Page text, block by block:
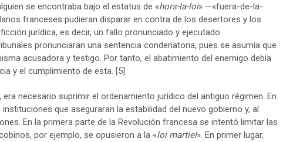
se encontraba bajo el estatus de «hors-la-loi» —«fuera-de-la-
franceses pudieran disparar en contra de los desertores y los
jurídica, es decir, un fallo pronunciado y ejecutado
pronunciaran una sentencia condenatoria, pues se asumía que
acusadora y testigo. Por tanto, el abatimiento del enemigo debía
y el cumplimiento de esta. [5]
necesario suprimir el ordenamiento jurídico del antiguo régimen. En
que aseguraran la estabilidad del nuevo gobierno y, al
En la primera parte de la Revolución francesa se intentó limitar las
por ejemplo, se opusieron a la «loi martiel». En primer lugar,